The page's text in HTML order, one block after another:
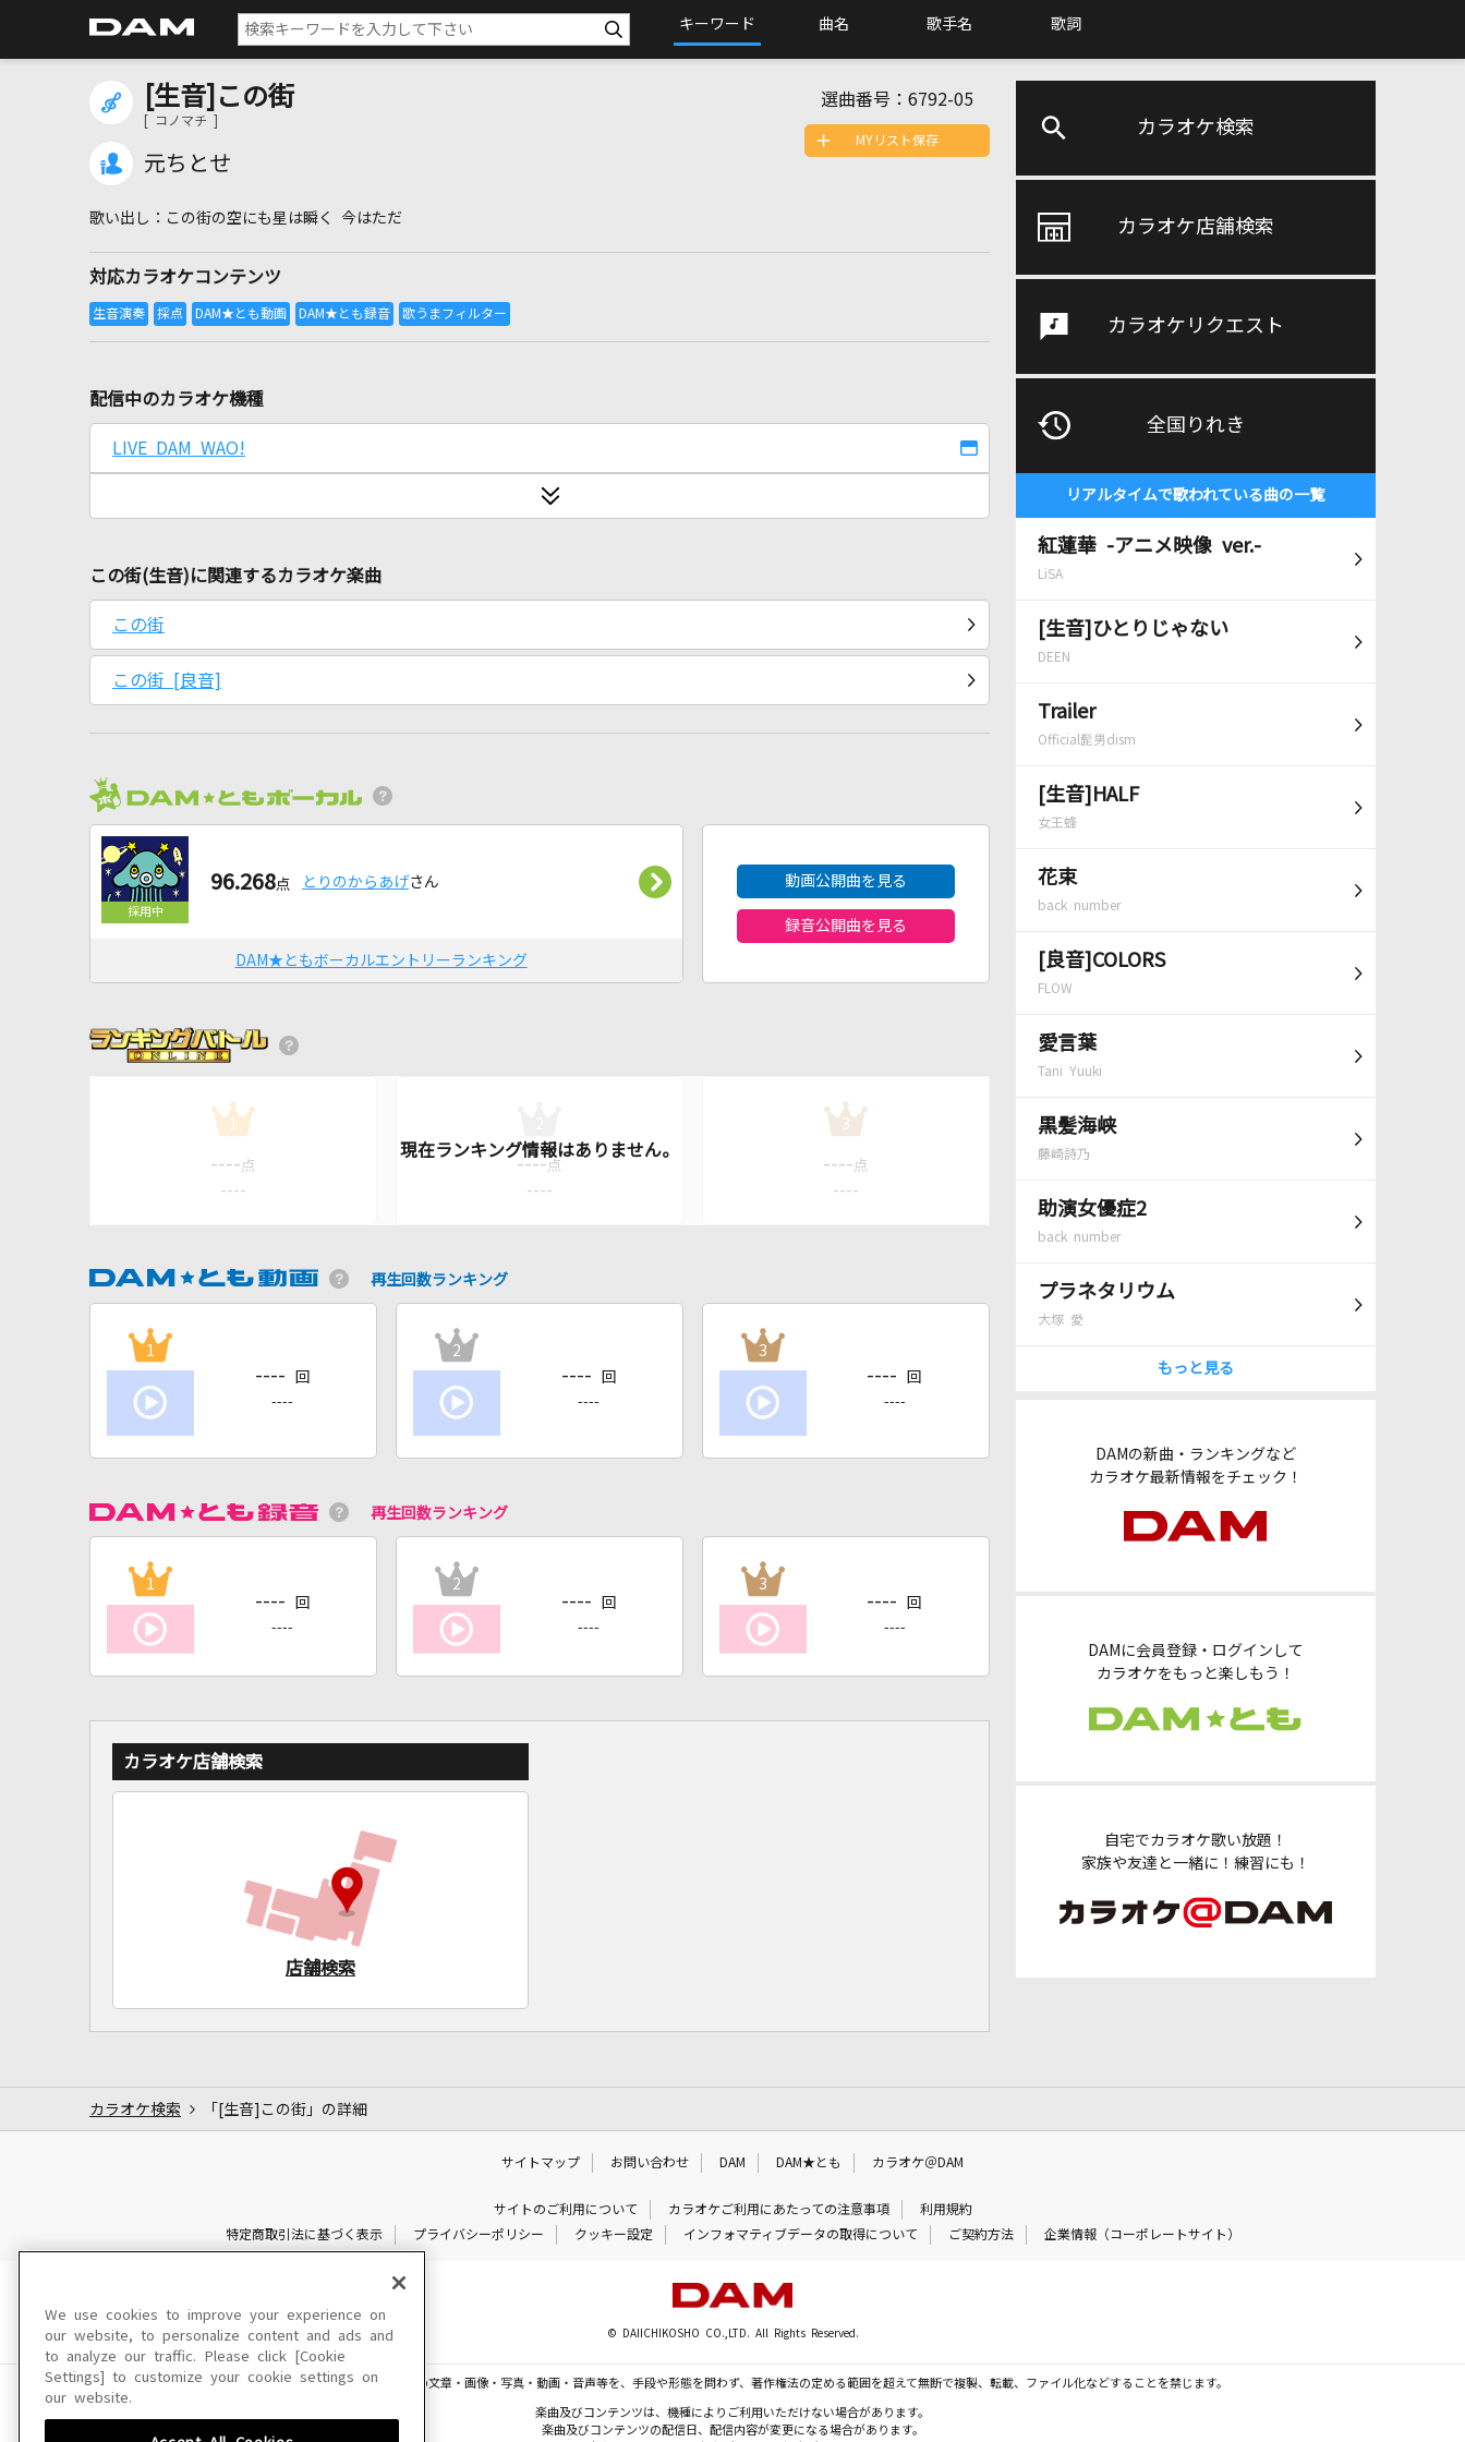
キーワード 曲名 歌手名 歌詞
カラオケ検索
カラオケ店舗検索
カラオケリクエスト
全国りれき
リアルタイムで歌われている曲の一覧
紅蓮華 -アニメ映像 ver.-
LiSA
[生音]ひとりじゃない
DEEN
Trailer
Official髭男dism
[生音]HALF
女王蜂
花束
back number
[良音]COLORS
FLOW
愛言葉
Tani Yuuki
黒髪海峡
藤崎詩乃
助演女優症2
back number
プラネタリウム
大塚 愛
もっと見る
DAMの新曲・ランキングなど
カラオケ最新情報をチェック！
DAMに会員登録・ログインして
カラオケをもっと楽しもう！
自宅でカラオケ歌い放題！
家族や友達と一緒に！練習にも！
[生音]この街
[ コノマチ ]
元ちとせ
選曲番号： 6792-05
この街の空にも星は瞬く 今はただ
対応カラオケコンテンツ
MYリスト保存
配信中のカラオケ機種
LIVE DAM WAO!
この街(生音)に関連するカラオケ楽曲
この街
この街 [良音]
96.268点 とりのからあげさん
DAM★ともボーカルエントリーランキング
動画公開曲を見る
録音公開曲を見る
1
---- 点
----
---- 点
----
3
---- 点
----
再生回数ランキング
1
---- 回
----
2
---- 回
----
3
---- 回
----
再生回数ランキング
1
---- 回
----
2
---- 回
----
3
---- 回
----
カラオケ店舗検索
店舗検索
カラオケ検索 「[生音]この街」の詳細
サイトマップ お問い合わせ DAM DAM★とも カラオケ＠DAM
サイトのご利用について カラオケご利用にあたっての注意事項
利用規約
特定商取引法に基づく表示
プライバシーポリシー クッキー設定 インフォマティブデータの取得について ご契約方法 企業情報（コーポレートサイト）
© DAIICHIKOSHO CO.,LTD. All Rights Reserved.
このサイトに掲載されている一切の文章・画像・写真・動画・音声等を、手段や形態を問わず、著作権法の定める範囲を超えて無断で複製、転載、ファイル化などすることを禁じます。
楽曲及びコンテンツは、機種によりご利用いただけない場合があります。
楽曲及びコンテンツの配信日、配信内容が変更になる場合があります。
We use cookies to improve your experience on
our website, to personalize content and ads and
to analyze our traffic. Please click [Cookie
Settings] to customize your cookie settings on
our website.